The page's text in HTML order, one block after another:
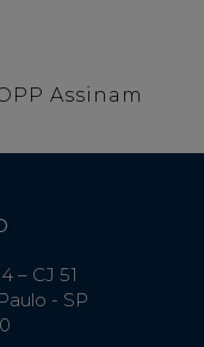
Assinam
– CJ 51
- SP